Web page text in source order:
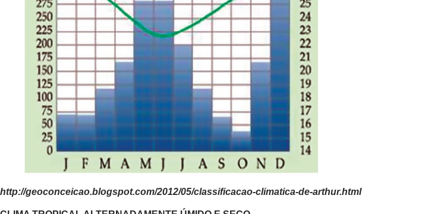
http://geoconceicao.blogspot.com/2012/05/classificacao-climatica-de-arthur.html